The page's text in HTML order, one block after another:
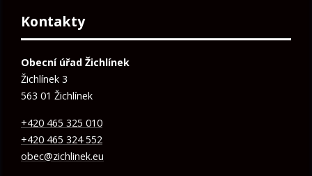
Kontakty
Obecní úřad Žichlínek
Žichlínek 3
563 01 Žichlínek
+420 465 325 010
+420 465 324 552
obec@zichlinek.eu